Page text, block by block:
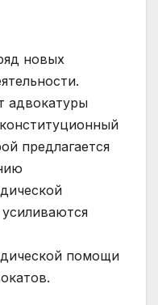
новых
адвокатуры
предлагается
помощи